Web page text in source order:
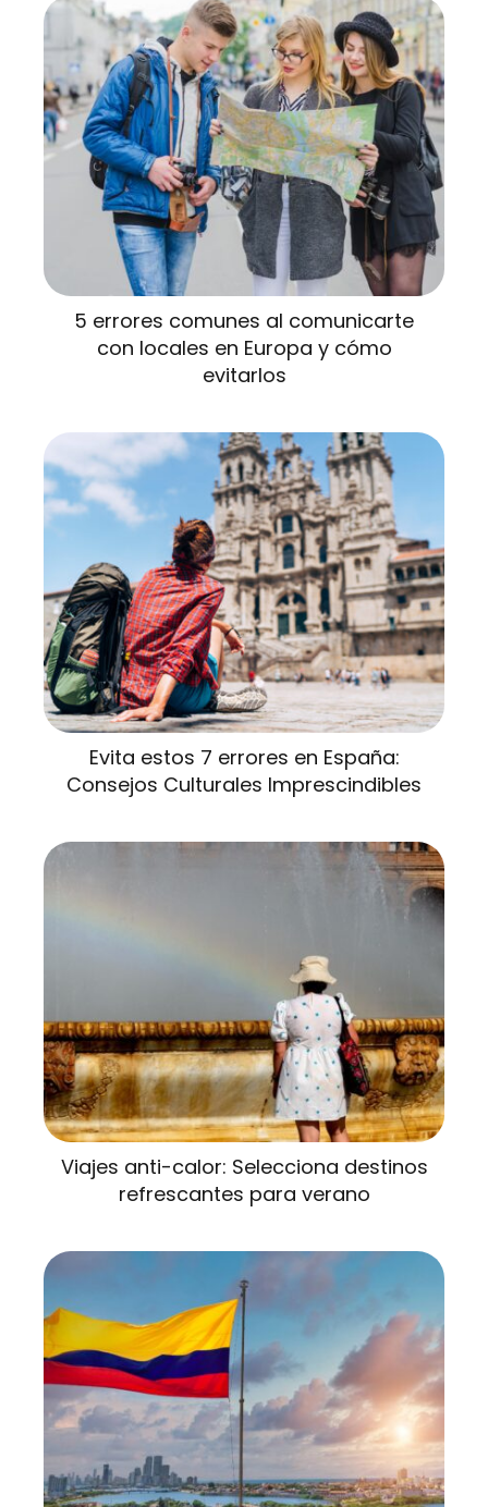
5 errores comunes al comunicarte
con locales en Europa y cómo
evitarlos
Evita estos 7 errores en España:
Consejos Culturales Imprescindibles
Viajes anti-calor: Selecciona destinos
refrescantes para verano